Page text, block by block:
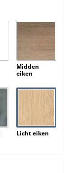
Midden
eiken
Licht eiken